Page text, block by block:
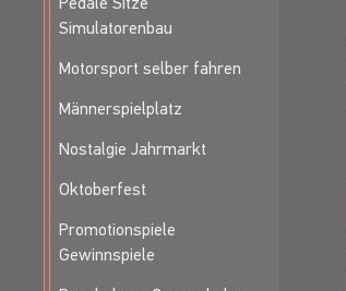
Simulatorenbau
Motorsport selber fahren
Männerspielplatz
Nostalgie Jahrmarkt
Oktoberfest
Promotionspiele
Gewinnspiele